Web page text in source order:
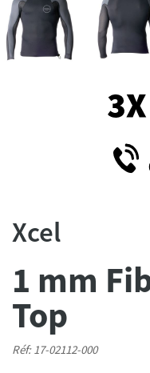
Xcel
1 mm
Top
Réf: 17-02112-000